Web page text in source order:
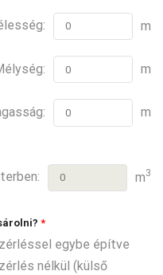
m
m
m
m3
*
egybe építve
nélkül (külső